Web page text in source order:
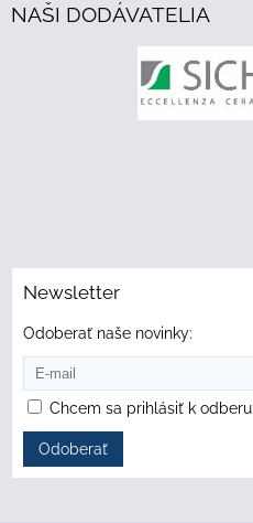
NAŠI DODÁVATELIA
Newsletter
Odoberať naše novinky:
Chcem sa prihlásiť k
Odoberať